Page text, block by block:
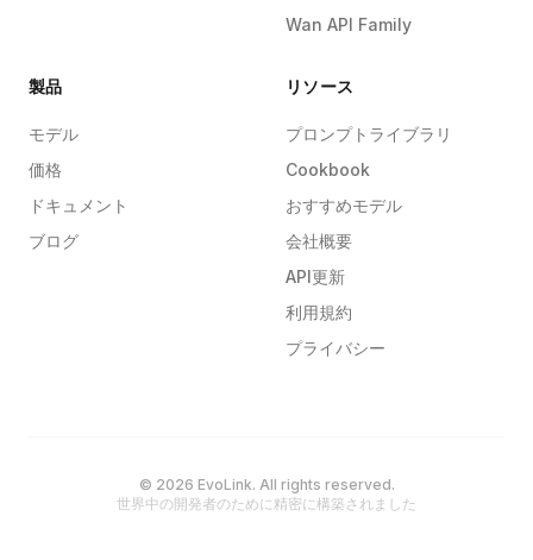
Wan API Family
製品
モデル
価格
ドキュメント
ブログ
リソース
プロンプトライブラリ
Cookbook
おすすめモデル
会社概要
API更新
利用規約
プライバシー
© 2026 EvoLink. All rights reserved.
世界中の開発者のために精密に構築されました